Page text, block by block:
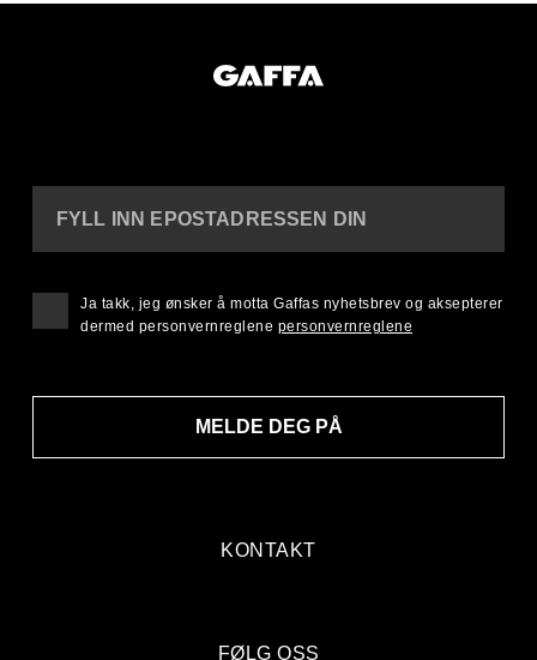
KONTAKT
FYLL INN EPOSTADRESSEN DIN
MELDE DEG PÅ
Ja takk, jeg ønsker å motta Gaffas nyhetsbrev og aksepterer
dermed personvernreglene personvernreglene
FØLG OSS